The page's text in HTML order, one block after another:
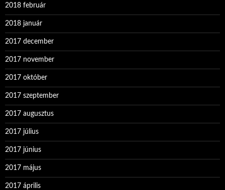
2018 február
2018 január
2017 december
2017 november
2017 október
2017 szeptember
2017 augusztus
2017 július
2017 június
2017 május
2017 április